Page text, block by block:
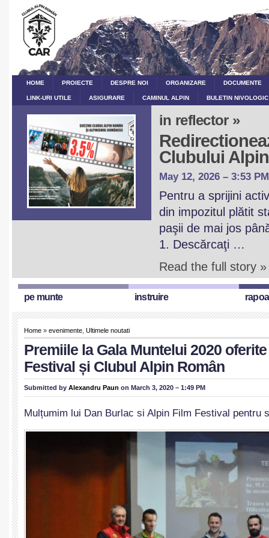
HOME PROIECTE DESPRE NOI ORGANIZARE DOCUMENTE
LINK-URI UTILE ASIGURARE CAMINUL ALPIN BULETIN
in reflector »
Clubului
May 12, 2026 – 3:53 PM
Pentru a sprijini
din impozitul plătit
paşii de mai jos
1. Descărcaţi …
Read the full story »
pe munte instruire
Home » evenimente Ultimele noutati
Premiile la Gala Muntelui 2020
Festival și Clubul Alpin Român
Submitted by Alexandru Paun on March 3, 2020 – 1:49 PM
Mulțumim lui Dan Burlac si Alpin Film Festival pentru